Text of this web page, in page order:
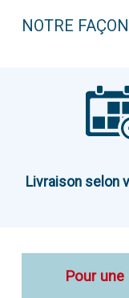
NOTRE
Livraison selon
Pour une